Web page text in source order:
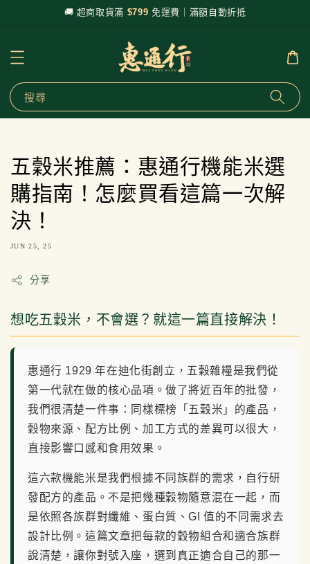
🚚 超商取貨滿 $799 免運費｜滿額自動折抵
搜尋
五穀米推薦：惠通行機能米選
購指南！怎麼買看這篇一次解
決！
JUN 25, 25
分享
想吃五穀米，不會選？就這一篇直接解決！
惠通行 1929 年在迪化街創立，五穀雜糧是我們從
第一代就在做的核心品項。做了將近百年的批發，
我們很清楚一件事：同樣標榜「五穀米」的產品，
穀物來源、配方比例、加工方式的差異可以很大，
直接影響口感和食用效果。
這六款機能米是我們根據不同族群的需求，自行研
發配方的產品。不是把幾種穀物隨意混在一起，而
是依照各族群對纖維、蛋白質、GI 值的不同需求去
設計比例。這篇文章把每款的穀物組合和適合族群
說清楚，讓你對號入座，選到真正適合自己的那一